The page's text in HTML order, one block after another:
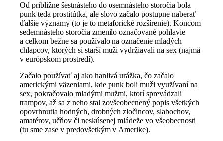
Od približne šestnásteho do osemnásteho storočia bola
punk teda prostitútka, ale slovo začalo postupne naberať
ďalšie významy (to je to metaforické rozšírenie). Koncom
sedemnásteho storočia zmenilo označované pohlavie
a celkom bežne sa používalo na označenie mladých
chlapcov, ktorých si starší muži vydržiavali na sex (najmä
v európskom prostredí).
Začalo používať aj ako hanlivá urážka, čo začalo
americkými väzeniami, kde punk boli muži využívaní na
sex, pokračovalo mladými mužmi, ktorí sprevádzali
trampov, až sa z neho stal zovšeobecnený popis všetkých
opovrhnutia hodných, drobných zločincov, slabochov,
amatérov, učňov či neskúsenej mládeže vo všeobecnosti
(tu sme zase v predovšetkým v Amerike).